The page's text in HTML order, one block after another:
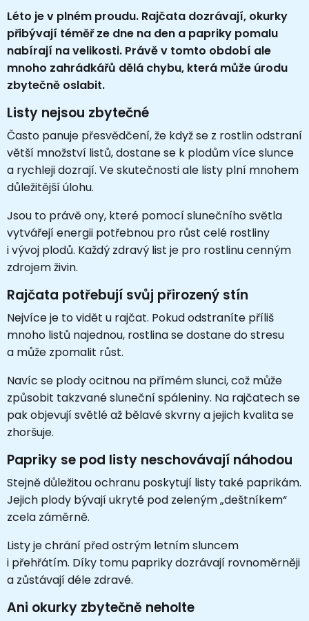
Léto je v plném proudu. Rajčata dozrávají, okurky
přibývají téměř ze dne na den a papriky pomalu
nabírají na velikosti. Právě v tomto období ale
mnoho zahrádkářů dělá chybu, která může úrodu
zbytečně oslabit.
Listy nejsou zbytečné
Často panuje přesvědčení, že když se z rostlin odstraní
větší množství listů, dostane se k plodům více slunce
a rychleji dozrají. Ve skutečnosti ale listy plní mnohem
důležitější úlohu.
Jsou to právě ony, které pomocí slunečního světla
vytvářejí energii potřebnou pro růst celé rostliny
i vývoj plodů. Každý zdravý list je pro rostlinu cenným
zdrojem živin.
Rajčata potřebují svůj přirozený stín
Nejvíce je to vidět u rajčat. Pokud odstraníte příliš
mnoho listů najednou, rostlina se dostane do stresu
a může zpomalit růst.
Navíc se plody ocitnou na přímém slunci, což může
způsobit takzvané sluneční spáleniny. Na rajčatech se
pak objevují světlé až bělavé skvrny a jejich kvalita se
zhoršuje.
Papriky se pod listy neschovávají náhodou
Stejně důležitou ochranu poskytují listy také paprikám.
Jejich plody bývají ukryté pod zeleným „deštníkem“
zcela záměrně.
Listy je chrání před ostrým letním sluncem
i přehřátím. Díky tomu papriky dozrávají rovnoměrněji
a zůstávají déle zdravé.
Ani okurky zbytečně neholte